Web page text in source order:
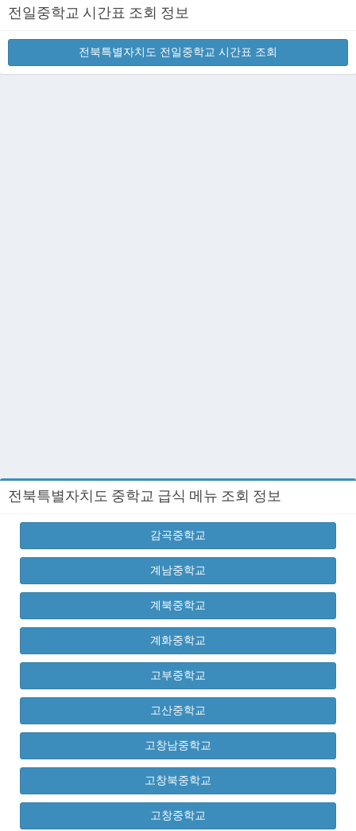
전일중학교 시간표 조회 정보
전북특별자치도 전일중학교 시간표 조회
전북특별자치도 중학교 급식 메뉴 조회 정보
감곡중학교
계남중학교
계북중학교
계화중학교
고부중학교
고산중학교
고창남중학교
고창북중학교
고창중학교